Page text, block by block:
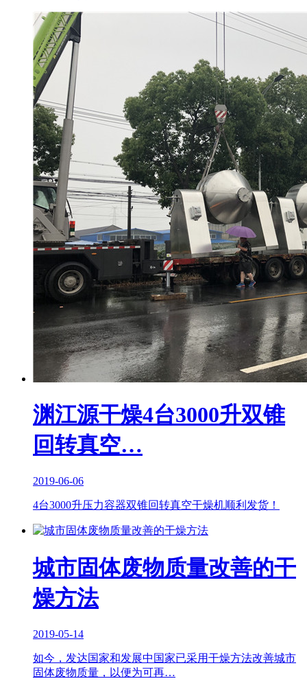
渊江源干燥4台3000升双锥
回转真空…
2019-06-06
4台3000升压力容器双锥回转真空干燥机顺利发货！
城市固体废物质量改善的干
燥方法
2019-05-14
如今，发达国家和发展中国家已采用干燥方法改善城市
固体废物质量，以便为可再…